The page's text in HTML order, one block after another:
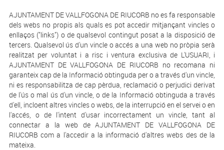
AJUNTAMENT DE VALLFOGONA DE RIUCORB no es fa responsable
dels webs no propis als quals es pot accedir mitjançant vincles o
enllaços ("links") o de qualsevol contingut posat a la disposició de
tercers. Qualsevol ús d'un vincle o accés a una web no pròpia serà
realitzat per voluntat i a risc i ventura exclusiva de L'USUARI, i
AJUNTAMENT DE VALLFOGONA DE RIUCORB no recomana ni
garanteix cap de la Informació obtinguda per o a través d'un vincle,
ni es responsabilitza de cap pèrdua, reclamació o perjudici derivat
de l'ús o mal ús d'un vincle, o de la Informació obtinguda a través
d'ell, incloent altres vincles o webs, de la interrupció en el servei o en
l'accés, o de l'intent d'usar incorrectament un vincle, tant al
connectar a la web de AJUNTAMENT DE VALLFOGONA DE
RIUCORB com a l'accedir a la informació d'altres webs des de la
mateixa.